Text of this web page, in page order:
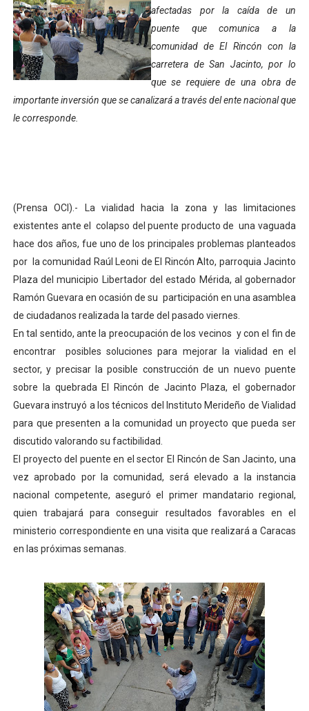
Hospital universitario muestra sus avances en visita
Instituto Nacional de Nutrición celebra Semana
Gobernación de Mérida fortalece el desarrollo
Corposalud inició talleres para aspirantes al curso de
Fundecem inició con éxito el taller vacacional de
El Lactario del Iahula celebra la Semana Mundial de la
Plan Vacacional "Venezuela Ríe 2026" brinda
Iniciación al yoga reúne a diversos clubes deportivos
Mincomunas impulsa el autogobierno en Mérida con
Expertos inspeccionan espacios del OAN para la
afectadas por la caída de un
puente que comunica a la
comunidad de El Rincón con la
carretera de San Jacinto, por lo
que se requiere de una obra de
importante inversión que se canalizará a través del ente nacional que
le corresponde.
(Prensa OCI).- La vialidad hacia la zona y las limitaciones
existentes ante el colapso del puente producto de una vaguada
hace dos años, fue uno de los principales problemas planteados
por la comunidad Raúl Leoni de El Rincón Alto, parroquia Jacinto
Plaza del municipio Libertador del estado Mérida, al gobernador
Ramón Guevara en ocasión de su participación en una asamblea
de ciudadanos realizada la tarde del pasado viernes.
En tal sentido, ante la preocupación de los vecinos y con el fin de
encontrar posibles soluciones para mejorar la vialidad en el
sector, y precisar la posible construcción de un nuevo puente
sobre la quebrada El Rincón de Jacinto Plaza, el gobernador
Guevara instruyó a los técnicos del Instituto Merideño de Vialidad
para que presenten a la comunidad un proyecto que pueda ser
discutido valorando su factibilidad.
El proyecto del puente en el sector El Rincón de San Jacinto, una
vez aprobado por la comunidad, será elevado a la instancia
nacional competente, aseguró el primer mandatario regional,
quien trabajará para conseguir resultados favorables en el
ministerio correspondiente en una visita que realizará a Caracas
en las próximas semanas.